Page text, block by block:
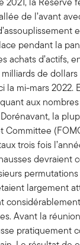
de l’avant
pendant la
achats d’actifs,
de
la mi-mars 2022.
aux
la
Committee
trois fois
devraient
largement
Avant la
pratiquement